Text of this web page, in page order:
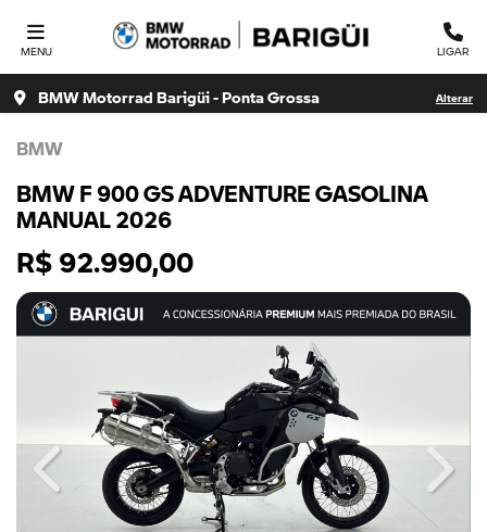
MENU LIGAR
BMW Motorrad Barigüi - Ponta Grossa Alterar
BMW
BMW F 900 GS ADVENTURE GASOLINA
MANUAL 2026
R$ 92.990,00
Previous Next